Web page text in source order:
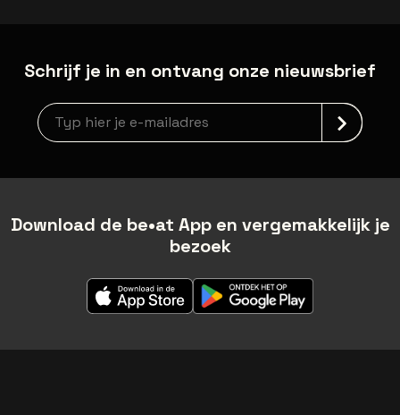
Schrijf je in en ontvang onze nieuwsbrief
Nieuwsbrief aanmelding
Download de be•at App en vergemakkelijk je
bezoek